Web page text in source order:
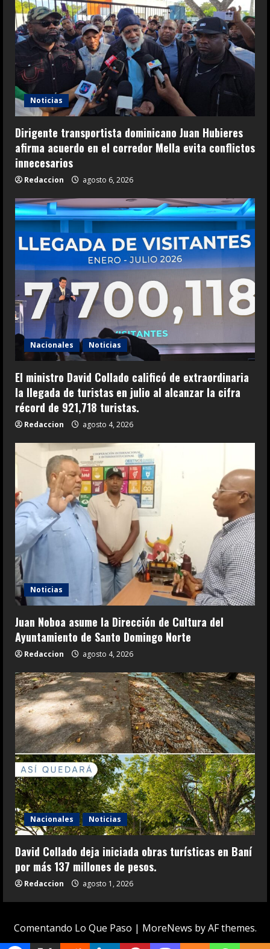
Noticias
Dirigente transportista dominicano Juan Hubieres
afirma acuerdo en el corredor Mella evita conflictos
innecesarios
Redaccion agosto 6, 2026
Nacionales Noticias
El ministro David Collado calificó de extraordinaria
la llegada de turistas en julio al alcanzar la cifra
récord de 921,718 turistas.
Redaccion agosto 4, 2026
Noticias
Juan Noboa asume la Dirección de Cultura del
Ayuntamiento de Santo Domingo Norte
Redaccion agosto 4, 2026
Nacionales Noticias
David Collado deja iniciada obras turísticas en Baní
por más 137 millones de pesos.
Redaccion agosto 1, 2026
Comentando Lo Que Paso | MoreNews by AF themes.